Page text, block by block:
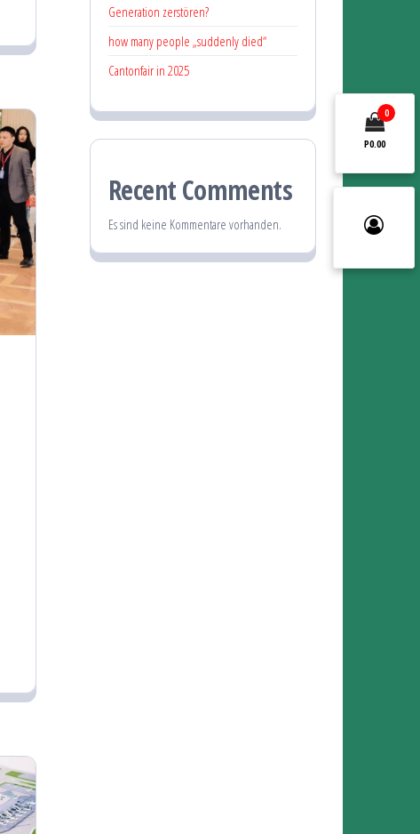
Generation zerstören?
how many people „suddenly died“
Cantonfair in 2025
Recent Comments
Es sind keine Kommentare vorhanden.
0
P0.00